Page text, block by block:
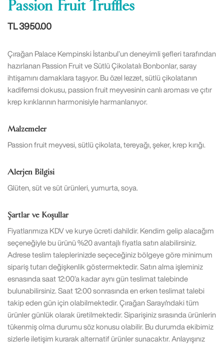
Passion Fruit Truffles
TL 3950.00
Çırağan Palace Kempinski İstanbul’un deneyimli şefleri tarafından
hazırlanan Passion Fruit ve Sütlü Çikolatalı Bonbonlar, saray
ihtişamını damaklara taşıyor. Bu özel lezzet, sütlü çikolatanın
kadifemsi dokusu, passion fruit meyvesinin canlı aroması ve çıtır
krep kırıklarının harmonisiyle harmanlanıyor.
Malzemeler
Passion fruit meyvesi, sütlü çikolata, tereyağı, şeker, krep kırığı.
Alerjen Bilgisi
Glüten, süt ve süt ürünleri, yumurta, soya.
Şartlar ve Koşullar
Fiyatlarımıza KDV ve kurye ücreti dahildir. Kendim gelip alacağım
seçeneğiyle bu ürünü %20 avantajlı fiyatla satın alabilirsiniz.
Adrese teslim taleplerinizde seçeceğiniz bölgeye göre minimum
sipariş tutarı değişkenlik göstermektedir. Satın alma işleminiz
esnasında saat 12:00’a kadar aynı gün teslimat talebinde
bulunabilirsiniz. Saat 12:00 sonrasında en erken teslimat talebi
takip eden gün için olabilmektedir. Çırağan Sarayı'ndaki tüm
ürünler günlük olarak üretilmektedir. Siparişiniz sırasında ürünlerin
tükenmiş olma durumu söz konusu olabilir. Bu durumda ekibimiz
sizlerle iletişim kurarak alternatif ürünler sunacaktır. Anlayışınız